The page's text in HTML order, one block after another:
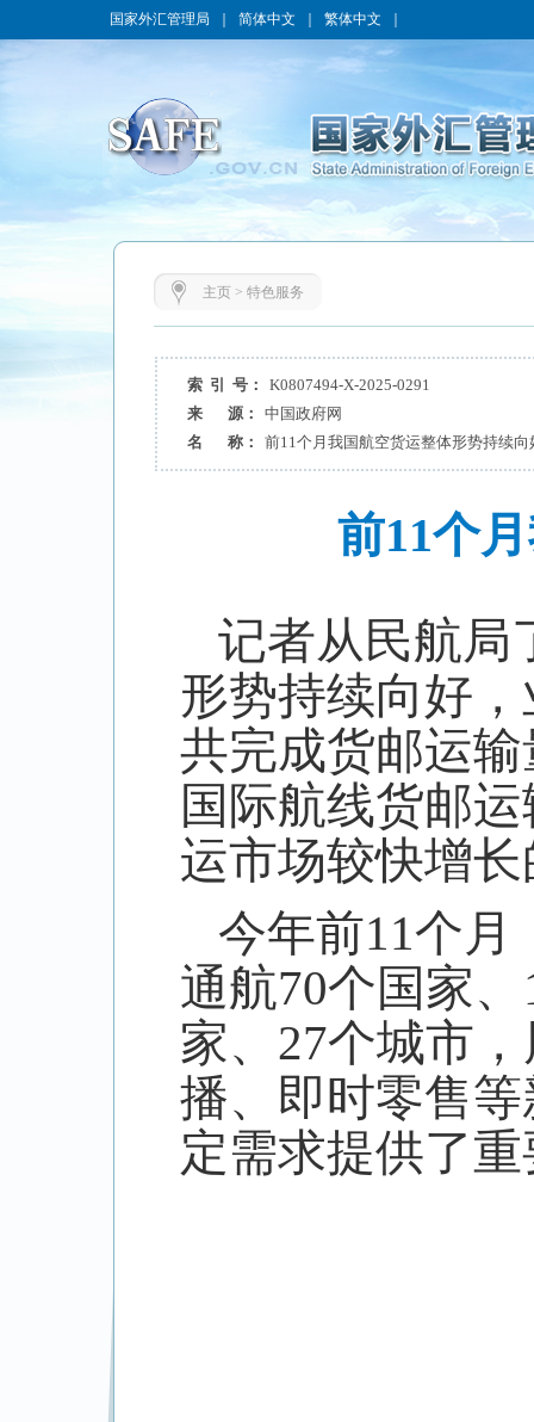
国家外汇管理局 简体中文 繁体中文
主页> 特色服务
索 引 号：
K0807494-X-2025-0291
来 源：
中国政府网
名 称：
前11个月我国航空货运整体形势持续向
前11个
记者从民航局
形势持续向好
共完成货邮运输
国际航线货邮
运市场较快增
今年前11个月
通航70个国家、
家、 27个城市
播、即时零售
定需求提供了